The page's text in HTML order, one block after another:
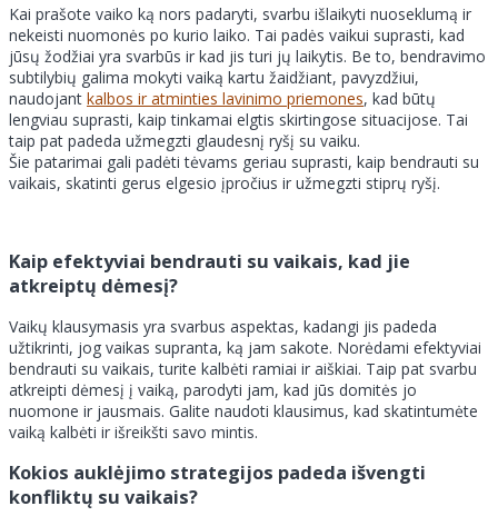
Kai prašote vaiko ką nors padaryti, svarbu išlaikyti nuoseklumą ir
nekeisti nuomonės po kurio laiko. Tai padės vaikui suprasti, kad
jūsų žodžiai yra svarbūs ir kad jis turi jų laikytis. Be to, bendravimo
subtilybių galima mokyti vaiką kartu žaidžiant, pavyzdžiui,
naudojant kalbos ir atminties lavinimo priemones, kad būtų
lengviau suprasti, kaip tinkamai elgtis skirtingose situacijose. Tai
taip pat padeda užmegzti glaudesnį ryšį su vaiku.
Šie patarimai gali padėti tėvams geriau suprasti, kaip bendrauti su
vaikais, skatinti gerus elgesio įpročius ir užmegzti stiprų ryšį.
Kaip efektyviai bendrauti su vaikais, kad jie
atkreiptų dėmesį?
Vaikų klausymasis yra svarbus aspektas, kadangi jis padeda
užtikrinti, jog vaikas supranta, ką jam sakote. Norėdami efektyviai
bendrauti su vaikais, turite kalbėti ramiai ir aiškiai. Taip pat svarbu
atkreipti dėmesį į vaiką, parodyti jam, kad jūs domitės jo
nuomone ir jausmais. Galite naudoti klausimus, kad skatintumėte
vaiką kalbėti ir išreikšti savo mintis.
Kokios auklėjimo strategijos padeda išvengti
konfliktų su vaikais?